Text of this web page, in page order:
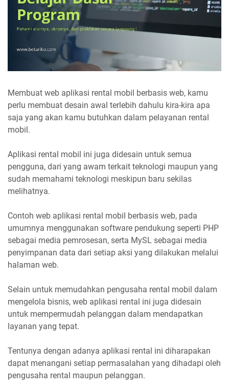
Membuat web aplikasi rental mobil berbasis web, kamu
perlu membuat desain awal terlebih dahulu kira-kira apa
saja yang akan kamu butuhkan dalam pelayanan rental
mobil.
Aplikasi rental mobil ini juga didesain untuk semua
pengguna, dari yang awam terkait teknologi maupun yang
sudah memahami teknologi meskipun baru sekilas
melihatnya.
Contoh web aplikasi rental mobil berbasis web, pada
umumnya menggunakan software pendukung seperti PHP
sebagai media pemrosesan, serta MySL sebagai media
penyimpanan data dari setiap aksi yang dilakukan melalui
halaman web.
Selain untuk memudahkan pengusaha rental mobil dalam
mengelola bisnis, web aplikasi rental ini juga didesain
untuk mempermudah pelanggan dalam mendapatkan
layanan yang tepat.
Tentunya dengan adanya aplikasi rental ini diharapakan
dapat menangani setiap permasalahan yang dihadapi oleh
pengusaha rental maupun pelanggan.